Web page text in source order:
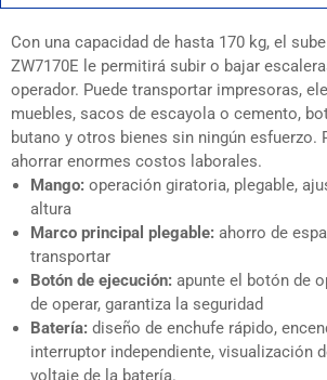
Con una capacidad de hasta 170 kg, el
ZW7170E le permitirá subir o bajar
operador. Puede transportar impresoras,
muebles, sacos de escayola o cemento,
butano y otros bienes sin ningún esfuerzo.
ahorrar enormes costos laborales.
Mango: operación giratoria, plegable,
altura
Marco principal plegable: ahorro de
transportar
Botón de ejecución: apunte el botón de
de operar, garantiza la seguridad
Batería: diseño de enchufe rápido,
interruptor independiente, visualización